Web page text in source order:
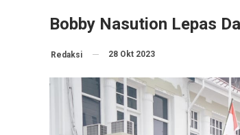
Bobby Nasution Lepas
Redaksi 28 Okt 2023